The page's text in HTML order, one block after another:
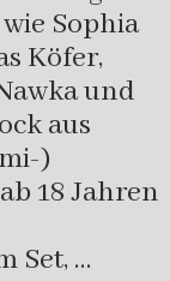
Sophia
Köfer,
und
aus
)
18 Jahren
Set, …